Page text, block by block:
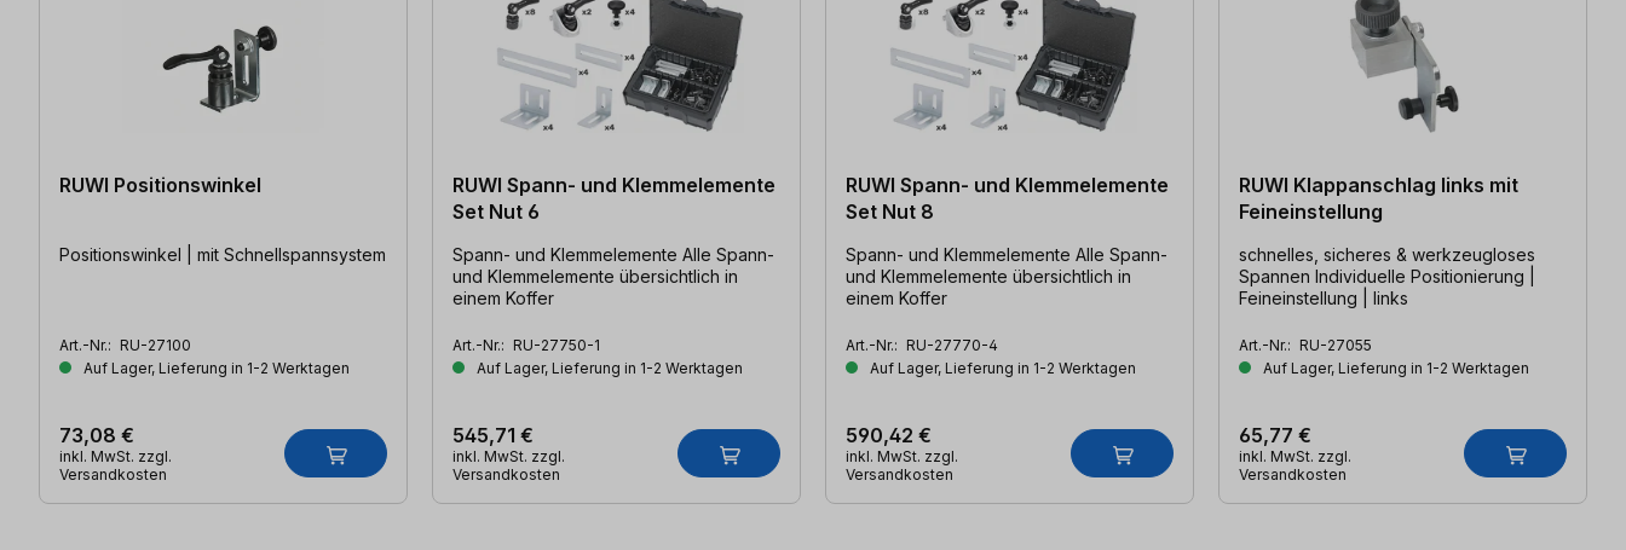
RUWI Positionswinkel
Positionswinkel | mit Schnellspannsystem
Art.-Nr.: RU-27100
Auf Lager, Lieferung in 1-2 Werktagen
73,08 €
inkl. MwSt. zzgl.
Versandkosten
RUWI Spann- und Klemmelemente
Set Nut 6
Spann- und Klemmelemente Alle Spann-
und Klemmelemente übersichtlich in
einem Koffer
Art.-Nr.: RU-27750-1
Auf Lager, Lieferung in 1-2 Werktagen
545,71 €
inkl. MwSt. zzgl.
Versandkosten
RUWI Spann- und Klemmelemente
Set Nut 8
Spann- und Klemmelemente Alle Spann-
und Klemmelemente übersichtlich in
einem Koffer
Art.-Nr.: RU-27770-4
Auf Lager, Lieferung in 1-2 Werktagen
590,42 €
inkl. MwSt. zzgl.
Versandkosten
RUWI Klappanschlag links mit
Feineinstellung
schnelles, sicheres & werkzeugloses
Spannen Individuelle Positionierung |
Feineinstellung | links
Art.-Nr.: RU-27055
Auf Lager, Lieferung in 1-2 Werktagen
65,77 €
inkl. MwSt. zzgl.
Versandkosten